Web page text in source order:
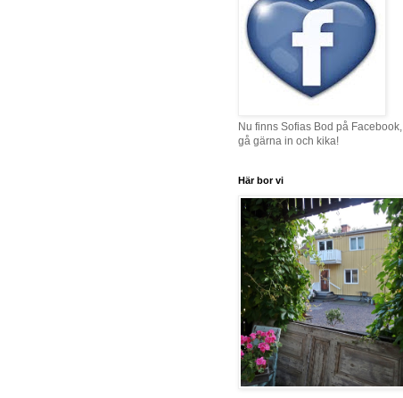
Nu finns Sofias Bod på Facebook,
gå gärna in och kika!
Här bor vi